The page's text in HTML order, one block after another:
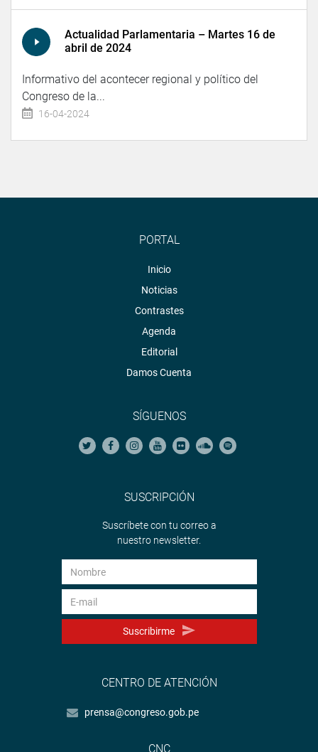
Actualidad Parlamentaria – Martes 16 de
abril de 2024
Informativo del acontecer regional y político del
Congreso de la...
16-04-2024
PORTAL
Inicio
Noticias
Contrastes
Agenda
Editorial
Damos Cuenta
SÍGUENOS
SUSCRIPCIÓN
Suscríbete con tu correo a
nuestro newsletter.
Suscribirme
CENTRO DE ATENCIÓN
prensa@congreso.gob.pe
CNC